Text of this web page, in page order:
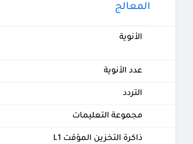
المعالج
الأنوية
عدد الأنوية
التردد
مجموعة التعليمات
ذاكرة التخزين المؤقت L1